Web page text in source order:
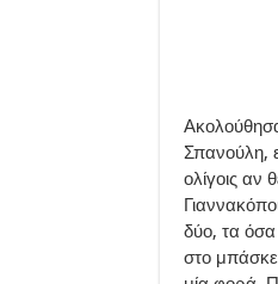
Σπανούλη,
ολίγοις αν
δύο, τα όσα
στο